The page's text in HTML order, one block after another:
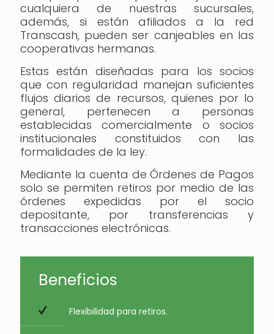
cualquiera de nuestras sucursales,
además, si están afiliados a la red
Transcash, pueden ser canjeables en las
cooperativas hermanas.
Estas están diseñadas para los socios
que con regularidad manejan suficientes
flujos diarios de recursos, quienes por lo
general, pertenecen a personas
establecidas comercialmente o socios
institucionales constituidos con las
formalidades de la ley.
Mediante la cuenta de Órdenes de Pagos
solo se permiten retiros por medio de las
órdenes expedidas por el socio
depositante, por transferencias y
transacciones electrónicas.
Beneficios
Flexibilidad para retiros.